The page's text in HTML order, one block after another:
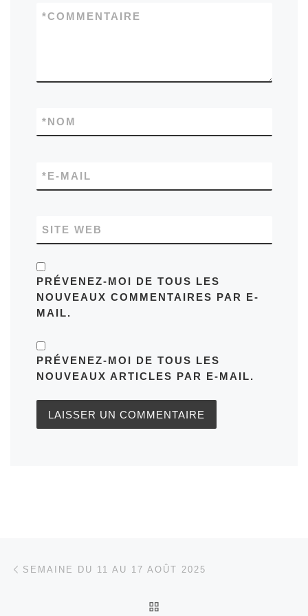
COMMENTAIRE
*
NOM
*
E-MAIL
*
SITE WEB
PRÉVENEZ-MOI DE TOUS LES
NOUVEAUX COMMENTAIRES PAR E-
MAIL.
PRÉVENEZ-MOI DE TOUS LES
NOUVEAUX ARTICLES PAR E-MAIL.
Parcourir les articles
SEMAINE DU 11 AU 17 AOÛT 2025